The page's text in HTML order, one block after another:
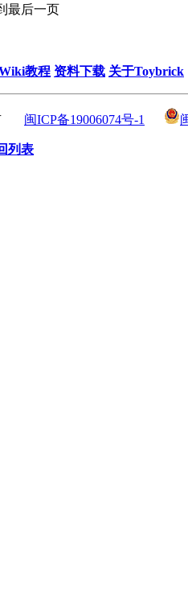
最后一页
教程 资料下载 关于Toybrick
有 闽ICP备19006074号-1
列表